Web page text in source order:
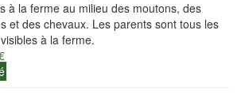
à la ferme au milieu des moutons, des
et des chevaux. Les parents sont tous les
à la ferme.